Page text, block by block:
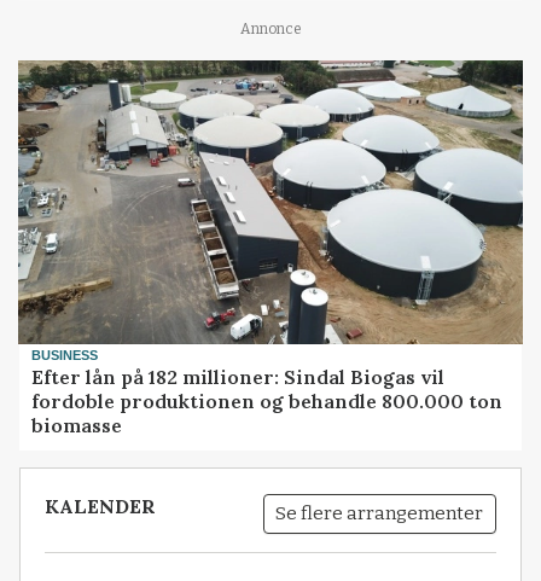
Annonce
BUSINESS
Efter lån på 182 millioner: Sindal Biogas vil
fordoble produktionen og behandle 800.000 ton
biomasse
KALENDER Se flere arrangementer